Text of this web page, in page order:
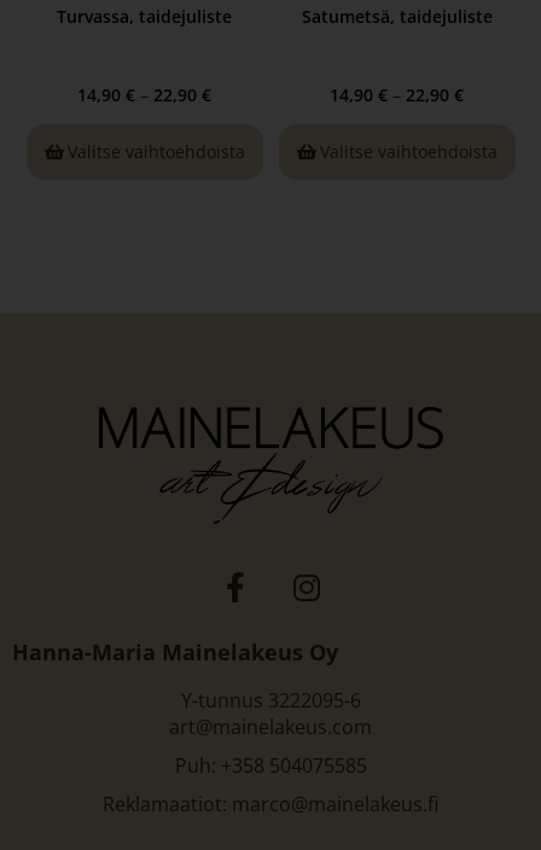
Turvassa, taidejuliste
14,90 € – 22,90 €
Valitse vaihtoehdoista
Satumetsä, taidejuliste
14,90 € – 22,90 €
Valitse vaihtoehdoista
Hanna-Maria Mainelakeus Oy
Y-tunnus 3222095-6
art@mainelakeus.com
Puh: +358 504075585
Reklamaatiot: marco@mainelakeus.fi